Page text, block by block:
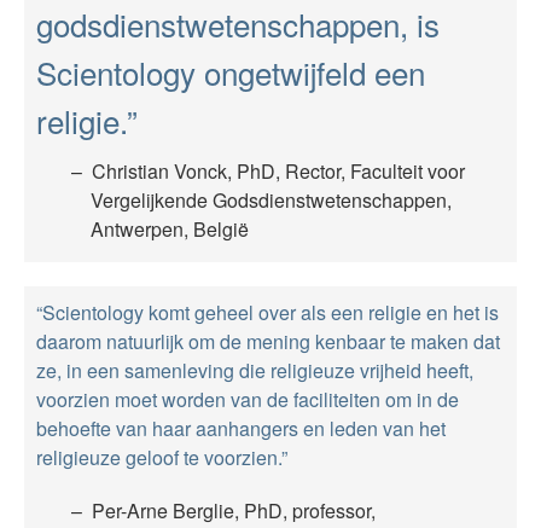
godsdienstwetenschappen, is
Scientology ongetwijfeld een
religie.”
Christian Vonck, PhD, Rector, Faculteit voor
Vergelijkende Godsdienstwetenschappen,
Antwerpen, België
“Scientology komt geheel over als een religie en het is
daarom natuurlijk om de mening kenbaar te maken dat
ze, in een samenleving die religieuze vrijheid heeft,
voorzien moet worden van de faciliteiten om in de
behoefte van haar aanhangers en leden van het
religieuze geloof te voorzien.”
Per-Arne Berglie, PhD, professor,